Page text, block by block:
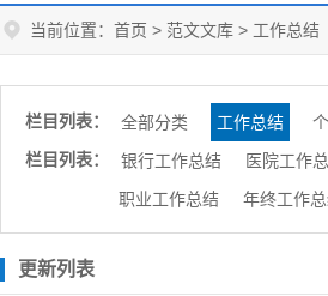
当前位置： 首页 > 范文文库 > 工作总结
栏目列表： 全部分类 工作总结
栏目列表：
银行工作总结 医院工作
职业工作总结
年终工作
更新列表